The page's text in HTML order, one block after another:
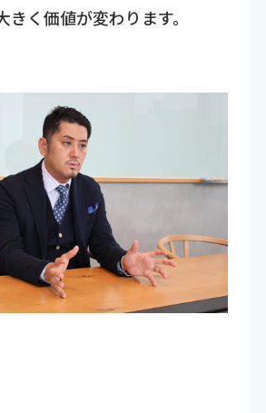
きく価値が変わります。